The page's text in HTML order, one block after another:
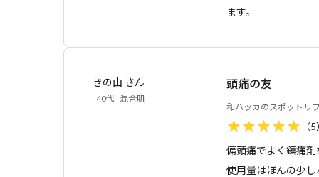
ます。
きの山 さん
40代 混合肌
頭痛の友
和ハッカのスポットリ
（5
偏頭痛でよく鎮痛
使用量はほんの少